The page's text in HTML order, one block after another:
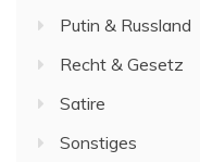
Putin & Russland
Recht & Gesetz
Satire
Sonstiges